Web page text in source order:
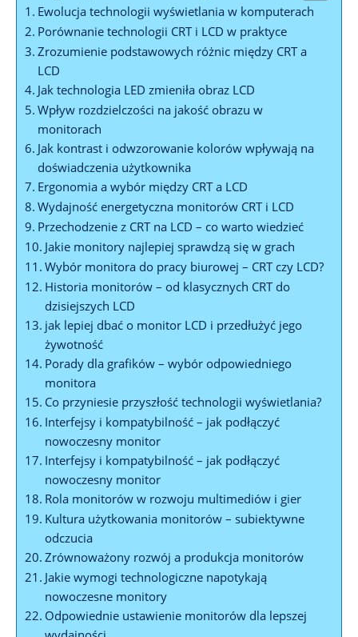
Ewolucja technologii wyświetlania w komputerach
Porównanie technologii CRT i LCD w praktyce
Zrozumienie podstawowych różnic między CRT a
LCD
Jak technologia LED zmieniła obraz LCD
Wpływ rozdzielczości na jakość obrazu w
monitorach
Jak kontrast i odwzorowanie kolorów wpływają na
doświadczenia użytkownika
Ergonomia a wybór między CRT a LCD
Wydajność energetyczna monitorów CRT i LCD
Przechodzenie z CRT na LCD – co warto wiedzieć
Jakie monitory najlepiej sprawdzą się w grach
Wybór monitora do pracy biurowej – CRT czy LCD?
Historia monitorów – od klasycznych CRT do
dzisiejszych LCD
jak lepiej dbać o monitor LCD i przedłużyć jego
żywotność
Porady dla grafików – wybór odpowiedniego
monitora
Co przyniesie przyszłość technologii wyświetlania?
Interfejsy i kompatybilność – jak podłączyć
nowoczesny monitor
Interfejsy i kompatybilność – jak podłączyć
nowoczesny monitor
Rola monitorów w rozwoju multimediów i gier
Kultura użytkowania monitorów – subiektywne
odczucia
Zrównoważony rozwój a produkcja monitorów
Jakie wymogi technologiczne napotykają
nowoczesne monitory
Odpowiednie ustawienie monitorów dla lepszej